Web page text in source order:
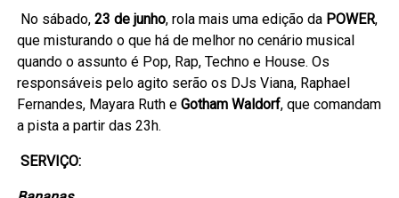
No sábado,23 de junho, rola mais uma edição da POWER,
que misturando o que há de melhor no cenário musical
quando o assunto é Pop, Rap, Techno e House. Os
responsáveis pelo agito serão os DJs Viana, Raphael
Fernandes, Mayara Ruth eGotham Waldorf, que comandam
a pista a partir das 23h.
SERVIÇO: